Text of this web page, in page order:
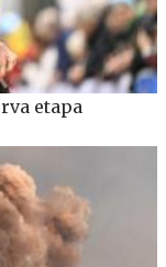
etapa